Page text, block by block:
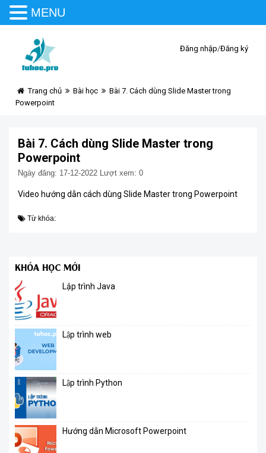
Đăng nhập/Đăng ký
Trang chủ Bài học
Bài 7. Cách dùng Slide Master trong
Powerpoint
Bài 7. Cách dùng Slide Master trong
Powerpoint
Ngày đăng: 17-12-2022 Lượt xem: 0
Video hướng dẫn cách dùng Slide Master trong Powerpoint
Từ khóa:
KHÓA HỌC MỚI
Lập trình Java
Lập trình web
Lập trình Python
Hướng dẫn Microsoft Powerpoint
MENU